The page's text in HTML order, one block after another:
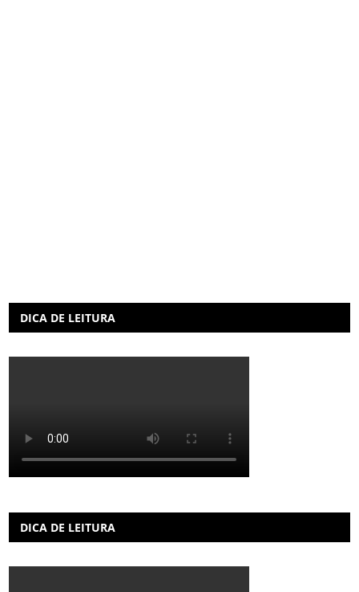
DICA DE LEITURA
DICA DE LEITURA